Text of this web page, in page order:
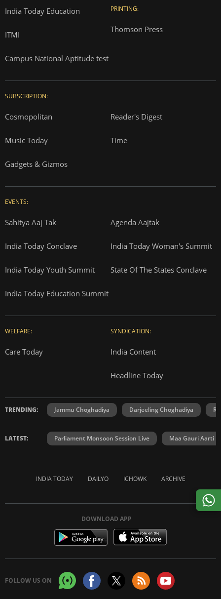
India Today Education
ITMI
Campus National Aptitude test
PRINTING:
Thomson Press
SUBSCRIPTION:
Cosmopolitan Reader's Digest
Music Today Time
Gadgets & Gizmos
EVENTS:
Sahitya Aaj Tak Agenda Aajtak
India Today Conclave India Today Woman's Summit
India Today Youth Summit State Of The States Conclave
India Today Education Summit
WELFARE:
Care Today
SYNDICATION:
India Content
Headline Today
TRENDING: Jammu Choghadiya Darjeeling Choghadiya
LATEST: Parliament Monsoon Session Live Maa Gauri Aarti
INDIA TODAY DAILYO ICHOWK ARCHIVE
DOWNLOAD APP
FOLLOW US ON